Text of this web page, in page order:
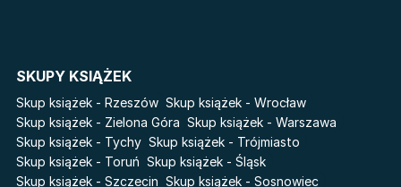
Pamiętniki Wampirów
Basia. Wielka księga.
Poznawaj świat z Basią
The Hazel Wood
Światy Pilipiuka
Cień od wschodu
Przebudzenie powietrza
Pieśń Lwicy
SKUPY KSIĄŻEK
Skup książek - Rzeszów Skup książek - Wrocław
Skup książek - Zielona Góra Skup książek - Warszawa
Skup książek - Tychy Skup książek - Trójmiasto
Skup książek - Toruń Skup książek - Śląsk
Skup książek - Szczecin Skup książek - Sosnowiec